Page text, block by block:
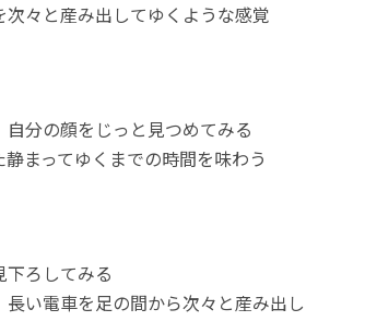
々と産み出してゆくような感覚
分の顔をじっと見つめてみる
まってゆくまでの時間を味わう
下ろしてみる
い電車を足の間から次々と産み出し